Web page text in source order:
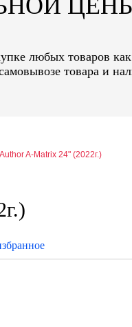
любых товаров
товара и
Author A-Matrix 24" (2022г.)